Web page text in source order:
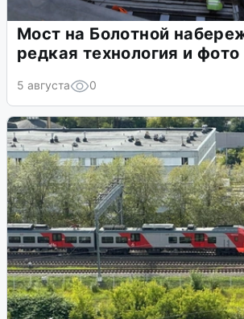
Мост на Болотной
редкая технология и фото
5 августа 0